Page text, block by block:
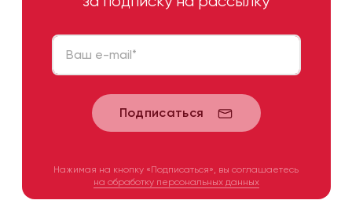
Ваш e-mail*
Подписаться
Нажимая на кнопку «Подписаться», вы соглашаетесь
на обработку персональных данных